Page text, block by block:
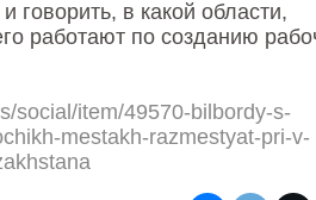
говорить, в какой области,
работают по созданию
social/item/49570-bilbordy-s-
mestakh-razmestyat-pri-v-